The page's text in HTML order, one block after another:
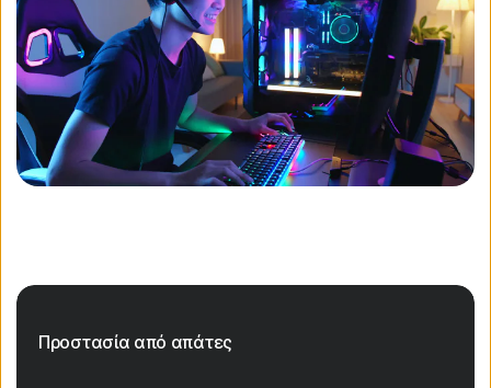
Προστασία από απάτες